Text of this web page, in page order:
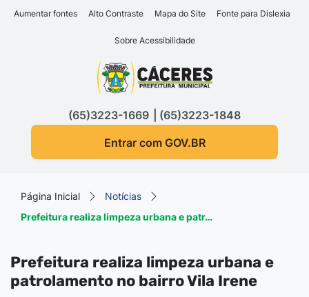
Seção de atalhos e links
Ir para o conteúdo [alt+1]
Ir para o rodapé [alt+4]
Aumentar fontes Alto Contraste Mapa do Site Fonte para Dislexia
Sobre Acessibilidade
Seção do menu principal
(65)3223-1669
(65)3223-1848
Entrar com GOV.BR
Página Inicial
Notícias
Prefeitura realiza limpeza urbana e patr…
Prefeitura realiza limpeza urbana e
patrolamento no bairro Vila Irene